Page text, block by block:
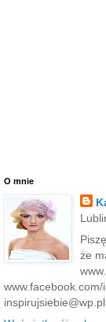
O mnie
że
inspirujsiebie@wp.pl